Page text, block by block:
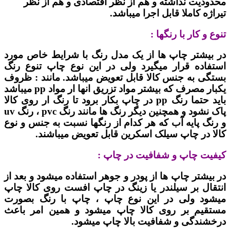
تیراژه کاملا قابل اجرا میباشد.
تنوع و کار با رنگها :
در بیشتر چاپ ها از یک مدل رنگ با شرایط خاص مورد
استفاده قرار میگیرد ولی در این نوع چاپ تنوع رنگ
بستگی به جنس کالا قابل تعویض میباشد. مانند : ظروف
یکبار مصرف که بیشتر مواد تزریق انها ار مواد pp میباشد
باید حتما رنگ pp در چاپ بکار برود تا رنگ ار روی کالا
پاک نشود و همچنین دیگر رنگ ها مانند رنگ pvc ، رنگ uv
و رنگ پایه آب که هر کدام از رنگها نسبت به جنس و نوع
کالا در چاپ سیلک اسکرین قابل تعویض میباشند.
کیفیت چاپ و شفافیت در چاپ :
در بیشتر چاپ ها از پودر و جوهر استفاده میشود و بعد از
انتقال بر سیلندر یا زینگ در چاپ افست روی کالا چاپ
میشود ولی در این نوع چاپ ، چاپ با رنگ بصورت
مستقیم بر روی کالا چاپ میشود و همین امر باعث
درخشندگی و شفافیت بالا چاپ میشود.